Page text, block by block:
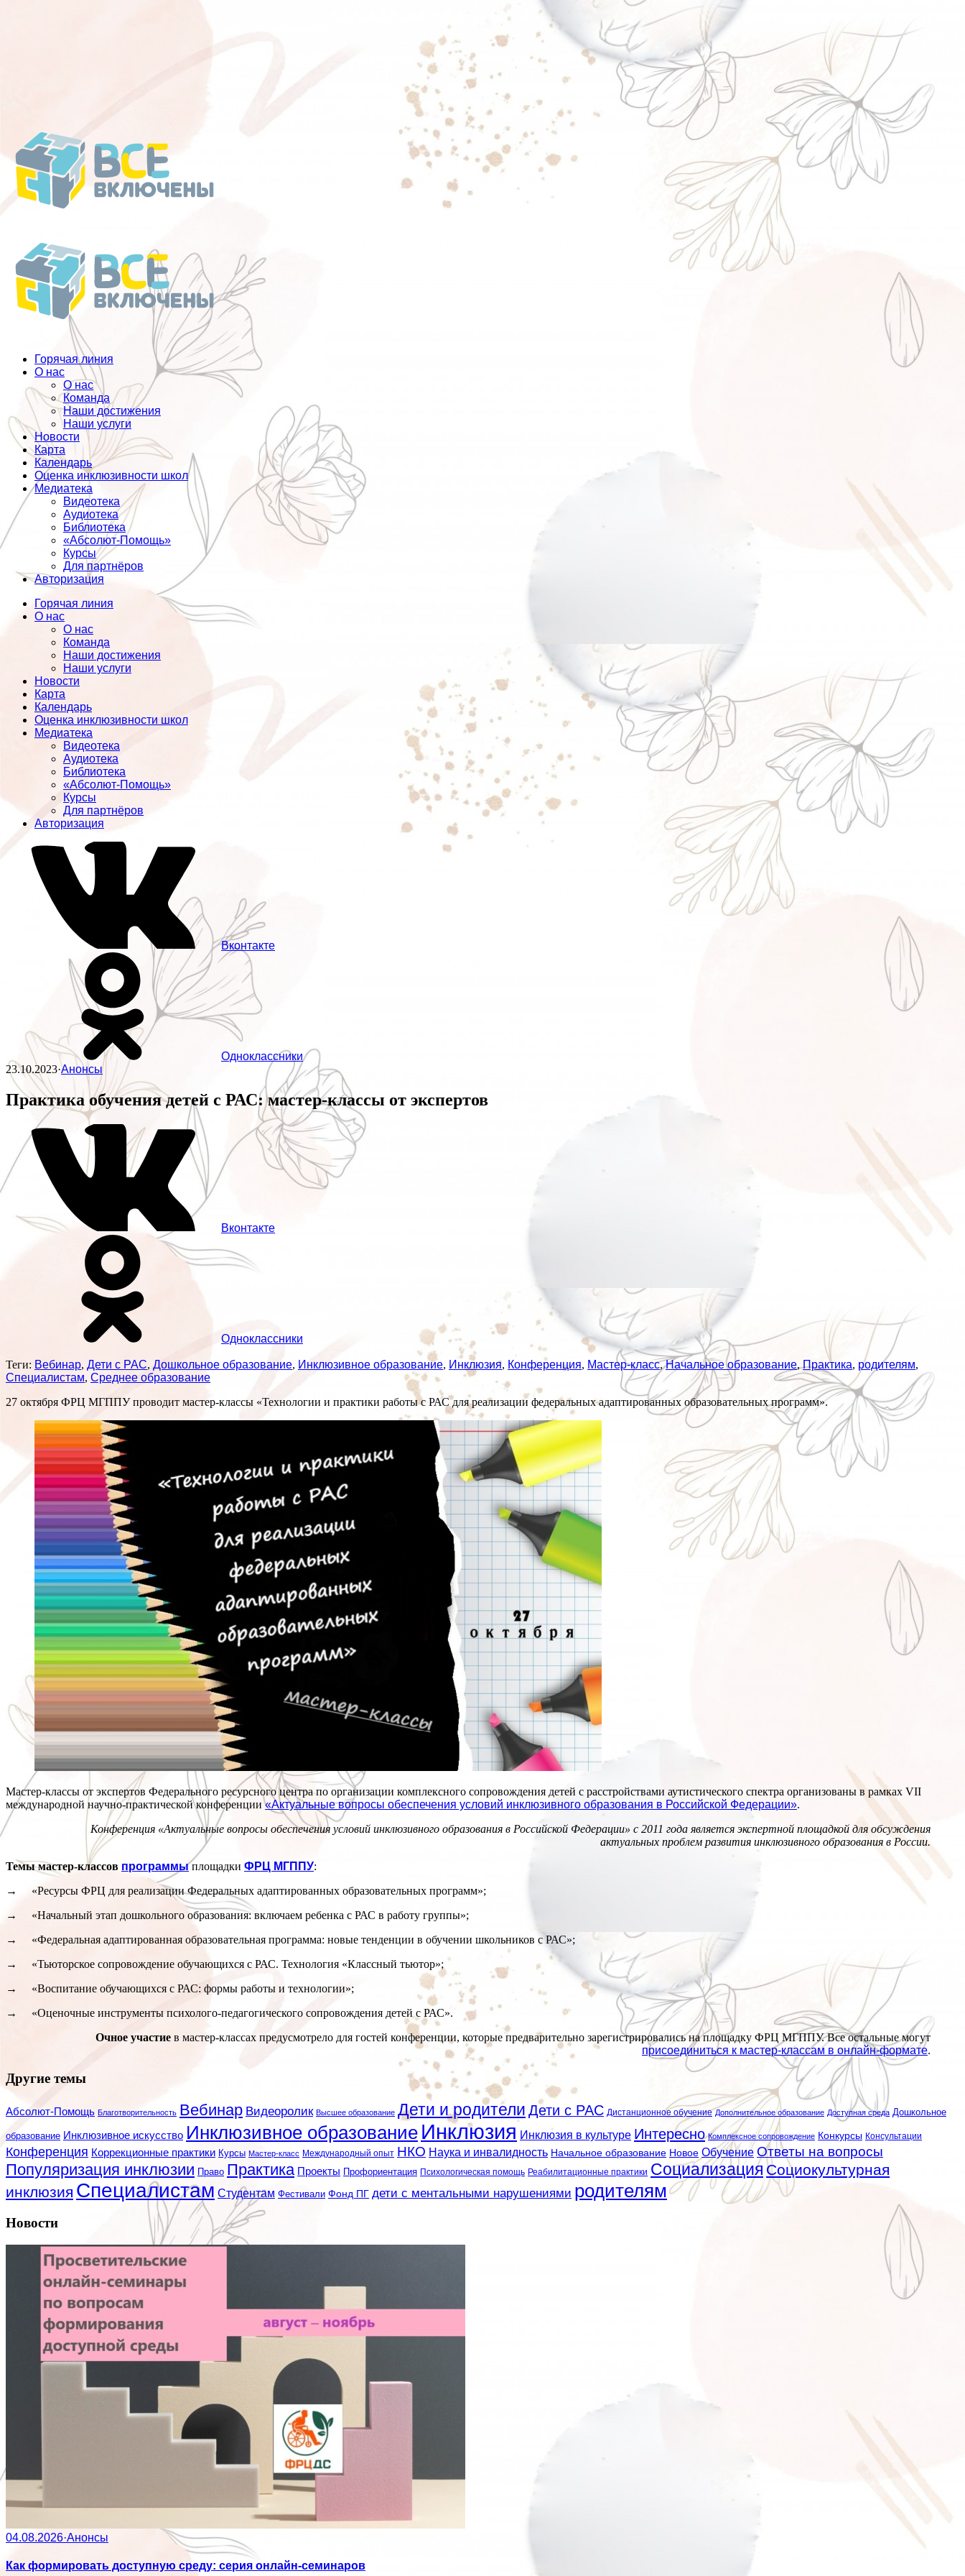
Горячая линия
О нас
О нас
Команда
Наши достижения
Наши услуги
Новости
Карта
Календарь
Оценка инклюзивности школ
Медиатека
Видеотека
Аудиотека
Библиотека
«Абсолют-Помощь»
Курсы
Для партнёров
Авторизация
Горячая линия
О нас
О нас
Команда
Наши достижения
Наши услуги
Новости
Карта
Календарь
Оценка инклюзивности школ
Медиатека
Видеотека
Аудиотека
Библиотека
«Абсолют-Помощь»
Курсы
Для партнёров
Авторизация
Вконтакте
Одноклассники
23.10.2023·Анонсы
Практика обучения детей с РАС: мастер-классы от экспертов
Вконтакте
Одноклассники
Теги: Вебинар, Дети с РАС, Дошкольное образование, Инклюзивное образование, Инклюзия, Конференция, Мастер-класс,Начальное образование,Практика, родителям,
Специалистам, Среднее образование
27 октября ФРЦ МГППУ проводит мастер-классы «Технологии и практики работы с РАС для реализации федеральных адаптированных образовательных программ».
Мастер-классы от экспертов Федерального ресурсного центра по организации комплексного сопровождения детей с расстройствами аутистического спектра организованы в рамках VII
международной научно-практической конференции«Актуальные вопросы обеспечения условий инклюзивного образования в Российской Федерации».
Конференция «Актуальные вопросы обеспечения условий инклюзивного образования в Российской Федерации» с 2011 года является экспертной площадкой для обсуждения
актуальных проблем развития инклюзивного образования в России.
Темы мастер-классов программыплощадки ФРЦ МГППУ:
→ «Ресурсы ФРЦ для реализации Федеральных адаптированных образовательных программ»;
→ «Начальный этап дошкольного образования: включаем ребенка с РАС в работу группы»;
→ «Федеральная адаптированная образовательная программа: новые тенденции в обучении школьников с РАС»;
→ «Тьюторское сопровождение обучающихся с РАС. Технология «Классный тьютор»;
→ «Воспитание обучающихся с РАС: формы работы и технологии»;
→ «Оценочные инструменты психолого-педагогического сопровождения детей с РАС».
Очное участие в мастер-классах предусмотрело для гостей конференции, которые предварительно зарегистрировались на площадку ФРЦ МГППУ. Все остальные могут
присоединиться к мастер-классам в онлайн-формате.
Другие темы
Абсолют-Помощь Благотворительность Вебинар Видеоролик Высшее образование Дети и родители Дети с РАС Дистанционное обучение Дополнительное образование Доступная среда Дошкольное
образование Инклюзивное искусство Инклюзивное образование Инклюзия Инклюзия в культуре Интересно Комплексное сопровождение Конкурсы Консультации
Конференция Коррекционные практики Курсы Мастер-класс Международный опыт НКО Наука и инвалидность Начальное образование Новое Обучение Ответы на вопросы
Популяризация инклюзии Право Практика Проекты Профориентация Психологическая помощь Реабилитационные практики Социализация Социокультурная
инклюзия Специалистам Студентам Фестивали Фонд ПГ дети с ментальными нарушениями родителям
Новости
04.08.2026·Анонсы
Как формировать доступную среду: серия онлайн-семинаров